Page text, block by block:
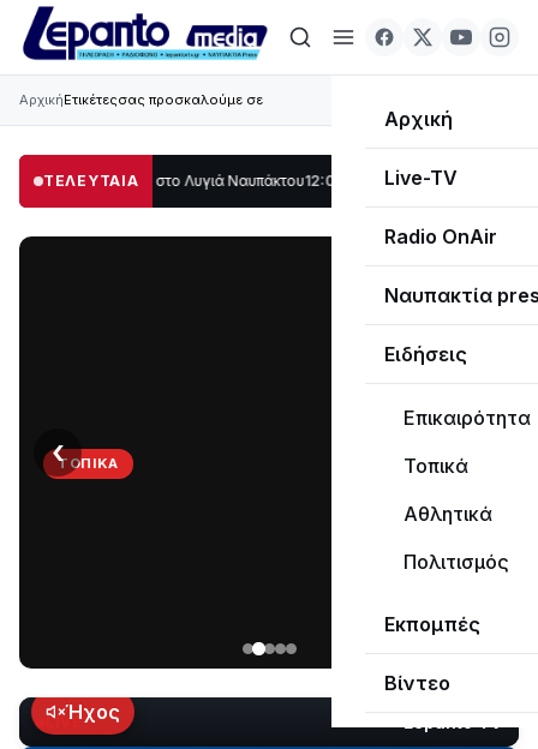
Αρχική
Live-TV
Radio OnAir
Ναυπακτία
Ειδήσεις
Επικαιρότητα
Τοπικά
Αθλητικά
Πολιτισμός
Εκπομπές
Βίντεο
ΑρχικήΕτικέτεςσας προσκαλούμε σε
ΤΕΛΕΥΤΑΙΑ
μέρος στο Λυγιά Ναυπάκτου12:08 Σε τροχιά υλοποίησης η Παράκαμψη
ΤΟΠΙΚΆ
Ναυπάκτου
εδώ
και
‹
LIVEΉχος